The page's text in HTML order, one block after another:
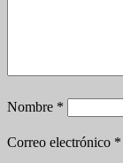
Nombre *
Correo electrónico *